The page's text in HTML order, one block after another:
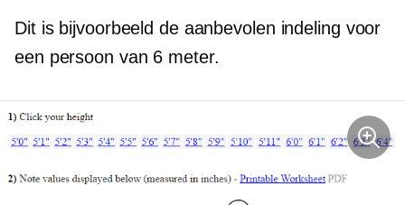
Dit is bijvoorbeeld de aanbevolen indeling voor
een persoon van 6 meter.